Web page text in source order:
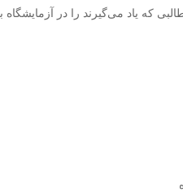
که یاد می‌گیرند را در آزمایشگاه